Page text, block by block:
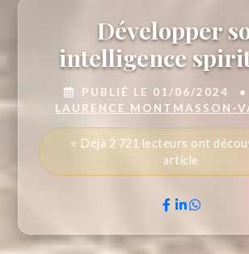
Développer
intelligence
PUBLIÉ LE 01/06/2024 •
LAURENCE MONTMASSON-
⭐ Déjà 2 721 lecteurs ont
article